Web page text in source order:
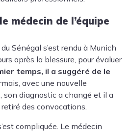
médecin de l’équipe
Sénégal s’est rendu à Munich
après la blessure, pour évaluer
temps, il a suggéré de le
avec une nouvelle
son diagnostic a changé et il a
des convocations.
compliquée. Le médecin